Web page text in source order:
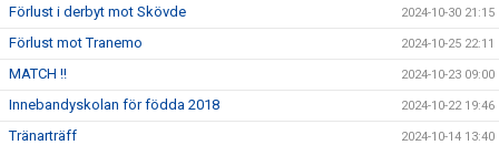
Förlust i derbyt mot Skövde 2024-10-30 21:15
Förlust mot Tranemo 2024-10-25 22:11
MATCH !! 2024-10-23 09:00
Innebandyskolan för födda 2018 2024-10-22 19:46
Tränarträff 2024-10-14 13:40